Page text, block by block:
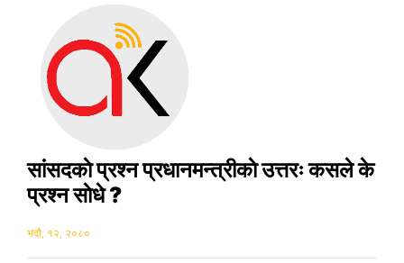
सांसदकाे प्रश्न प्रधानमन्त्रीकाे उत्तरः कसले के
प्रश्न साेधे ?
भदौ, १२, २०८०